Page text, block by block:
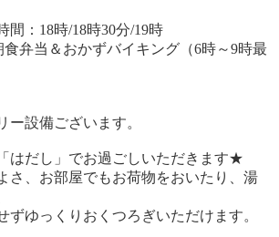
18時/18時30分/19時
弁当＆おかずバイキング（6時～9時最
ー設備ございます。
はだし」でお過ごしいただきます★
さ、お部屋でもお荷物をおいたり、湯
ずゆっくりおくつろぎいただけます。